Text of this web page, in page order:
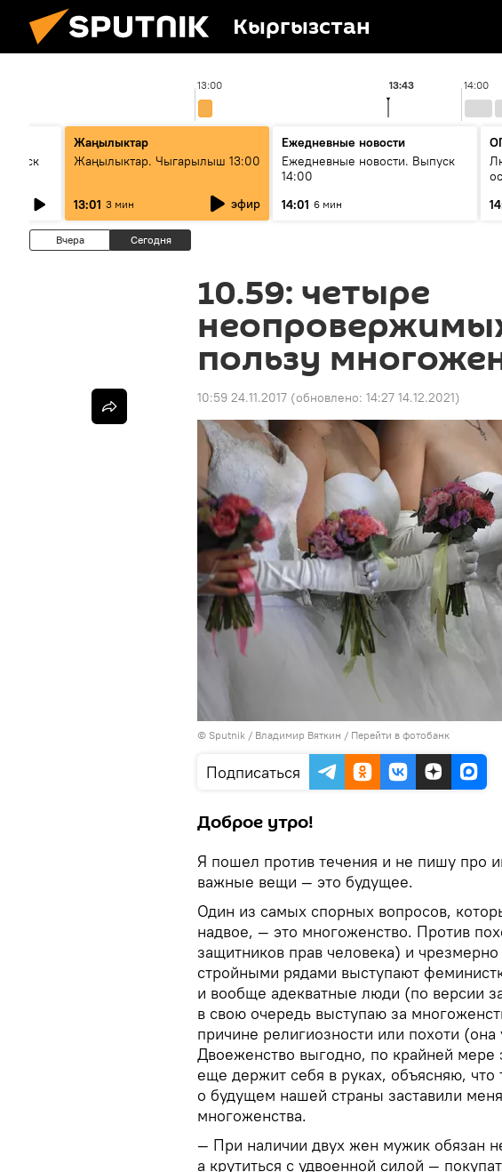
Кыргызстан
13:00 14:00
13:43
Жаңылыктар
Жаңылыктар. Чыгарылыш 13:00
13:01 3 мин эфир
Ежедневные новости
Ежедневные новости. Выпуск
14:00
14:01 6 мин
Вчера Сегодня
10.59: четыре
пользу
10:59 24.11.2017 (обновлено: 14:27 14.12.2021)
© Sputnik / Владимир Вяткин / Перейти в фотобанк
Подписаться
Доброе утро!
Я пошел против течения и не пишу про
важные вещи — это будущее.
Один из самых спорных вопросов,
надвое, — это многоженство. Против
защитников прав человека) и
стройными рядами выступают
и вообще адекватные люди (по версии
в свою очередь выступаю за
причине религиозности или похоти
Двоеженство выгодно, по крайней мере
еще держит себя в руках, объясняю,
о будущем нашей страны заставили
многоженства.
— При наличии двух жен мужик обязан
а крутиться с удвоенной силой —